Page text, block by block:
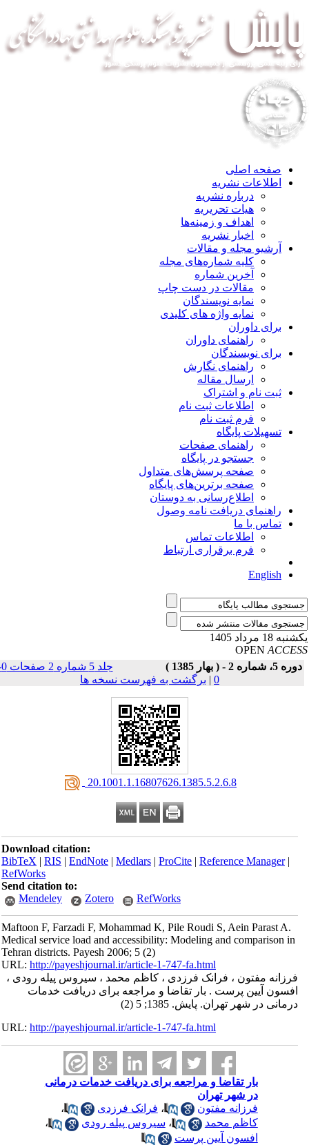
صفحه اصلی
اطلاعات نشریه
درباره نشریه
هیات تحریریه
اهداف و زمینه‌ها
اخبار نشریه
آرشیو مجله و مقالات
کلیه شماره‌های مجله
آخرین شماره
مقالات در دست چاپ
نمایه نویسندگان
نمایه واژه های کلیدی
برای داوران
راهنمای داوران
برای نویسندگان
راهنمای نگارش
ارسال مقاله
ثبت نام و اشتراک
اطلاعات ثبت نام
فرم ثبت نام
تسهیلات پایگاه
راهنمای صفحات
جستجو در پایگاه
صفحه پرسش‌های متداول
صفحه برترین‌های پایگاه
اطلاع‌رسانی به دوستان
راهنمای دریافت نامه وصول
تماس با ما
اطلاعات تماس
فرم برقراری ارتباط
English
18 مرداد 1405
OPEN
5، شماره 2 - ( بهار 1385 )
جلد 5 شماره 2 صفحات 0-
|برگشت به فهرست نسخه ها
‎ 20.1001.1.16807626.1385.5.2.6.8
Download citation:
BibTeX|RIS|EndNote|Medlars|ProCite|Reference Manager
RefWorks
Send citation to:
Mendeley
Zotero RefWorks
Maftoon F, Farzadi F, Mohammad K, Pile Roudi S, Aein Parast A.
Medical service load and accessibility: Modeling and comparison in
Tehran districts. Payesh 2006; 5 (2)
URL:http://payeshjournal.ir/article-1-747-fa.html
فرزانه مفتون ، فرانک فرزدی ، کاظم محمد ، سیروس پیله رودی ،
افسون آیین پرست . بار تقاضا و مراجعه برای دریافت خدمات
درمانی در شهر تهران. پایش. 1385; 5 (2)
URL:http://payeshjournal.ir/article-1-747-fa.html
بار تقاضا و مراجعه برای دریافت خدمات درمانی
در شهر تهران
فرزانه مفتون
،فرانک فرزدی
،
کاظم محمد
،سیروس پیله رودی
،
افسون آیین پرست